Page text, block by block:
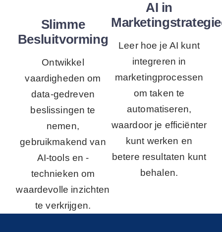
Slimme
Besluitvorming
Ontwikkel
vaardigheden om
data-gedreven
beslissingen te
nemen,
gebruikmakend van
AI-tools en -
technieken om
waardevolle inzichten
te verkrijgen.
AI in
Leer hoe je AI kunt
integreren in
marketingprocessen
om taken te
automatiseren,
waardoor je efficiënter
kunt werken en
betere resultaten kunt
behalen.